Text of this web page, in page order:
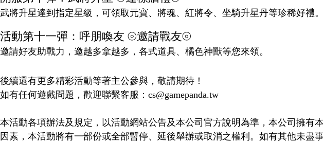
武將升星達到指定星級，可領取元寶、將魂、紅將令、坐騎升星丹等珍稀好禮。
活動第十一彈：呼朋喚友 ⦾邀請戰友⦾
邀請好友助戰力，邀越多拿越多，各式道具、橘色神獸等您來領。
後續還有更多精彩活動等著主公參與，敬請期待！
如有任何遊戲問題，歡迎聯繫客服：cs@gamepanda.tw
本活動各項辦法及規定，以活動網站公告及本公司官方說明為準，本公司擁
因素，本活動將有一部份或全部暫停、延後舉辦或取消之權利。如有其他未盡